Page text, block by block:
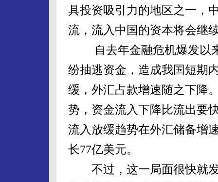
具投资吸引力的地区之一，
流，流入中国的资本将会继
自去年金融危机爆发以来
纷抽逃资金，造成我国短期
缓，外汇占款增速随之下降
势，资金流入下降比流出要
流入放缓趋势在外汇储备增
长77亿美元。
不过，这一局面很快就发